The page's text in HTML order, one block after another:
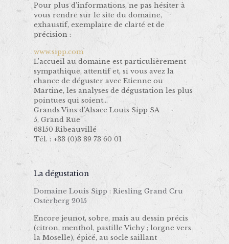
Pour plus d’informations, ne pas hésiter à
vous rendre sur le site du domaine,
exhaustif, exemplaire de clarté et de
précision :
www.sipp.com
L’accueil au domaine est particulièrement
sympathique, attentif et, si vous avez la
chance de déguster avec Etienne ou
Martine, les analyses de dégustation les plus
pointues qui soient…
Grands Vins d’Alsace Louis Sipp SA
5, Grand Rue
68150 Ribeauvillé
Tél. : +33 (0)3 89 73 60 01
La dégustation
Domaine Louis Sipp : Riesling Grand Cru
Osterberg 2015
Encore jeunot, sobre, mais au dessin précis
(citron, menthol, pastille Vichy ; lorgne vers
la Moselle), épicé, au socle saillant